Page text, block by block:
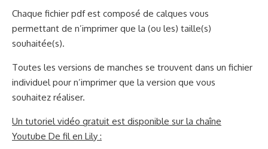
Chaque fichier pdf est composé de calques vous
permettant de n’imprimer que la (ou les) taille(s)
souhaitée(s).
Toutes les versions de manches se trouvent dans un fichier
individuel pour n’imprimer que la version que vous
souhaitez réaliser.
Un tutoriel vidéo gratuit est disponible sur la chaîne
Youtube De fil en Lily :